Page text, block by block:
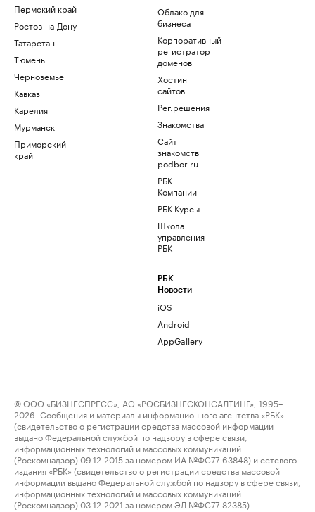
Пермский край
Ростов-на-Дону
Татарстан
Тюмень
Черноземье
Кавказ
Карелия
Мурманск
Приморский
край
Облако для
бизнеса
Корпоративный
регистратор
доменов
Хостинг
сайтов
Рег.решения
Знакомства
Сайт
знакомств
podbor.ru
РБК
Компании
РБК Курсы
Школа
управления
РБК
РБК
Новости
iOS
Android
AppGallery
© ООО «БИЗНЕСПРЕСС», АО «РОСБИЗНЕСКОНСАЛТИНГ», 1995–
2026. Сообщения и материалы информационного агентства «РБК»
(свидетельство о регистрации средства массовой информации
выдано Федеральной службой по надзору в сфере связи,
информационных технологий и массовых коммуникаций
(Роскомнадзор) 09.12.2015 за номером ИА №ФС77-63848) и сетевого
издания «РБК» (свидетельство о регистрации средства массовой
информации выдано Федеральной службой по надзору в сфере связи,
информационных технологий и массовых коммуникаций
(Роскомнадзор) 03.12.2021 за номером ЭЛ №ФС77-82385)